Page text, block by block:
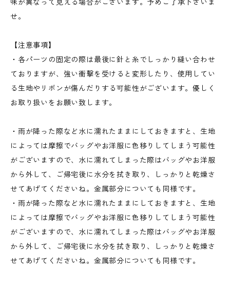
味が異なって見える場合がございます。予めご了承下さいま
せ。
【注意事項】
・各パーツの固定の際は最後に針と糸でしっかり縫い合わせ
ておりますが、強い衝撃を受けると変形したり、使用してい
る生地やリボンが傷んだりする可能性がございます。優しく
お取り扱いをお願い致します。
・雨が降った際など水に濡れたままにしておきますと、生地
によっては摩擦でバッグやお洋服に色移りしてしまう可能性
がございますので、水に濡れてしまった際はバッグやお洋服
から外して、ご帰宅後に水分を拭き取り、しっかりと乾燥さ
せてあげてくださいね。金属部分についても同様です。
・雨が降った際など水に濡れたままにしておきますと、生地
によっては摩擦でバッグやお洋服に色移りしてしまう可能性
がございますので、水に濡れてしまった際はバッグやお洋服
から外して、ご帰宅後に水分を拭き取り、しっかりと乾燥さ
せてあげてくださいね。金属部分についても同様です。